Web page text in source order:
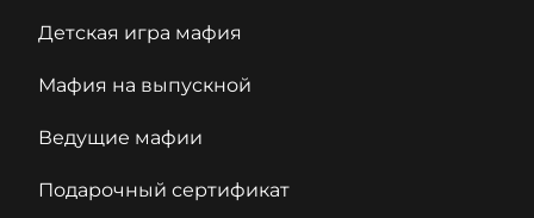
Детская игра мафия
Мафия на выпускной
Ведущие мафии
Подарочный сертификат